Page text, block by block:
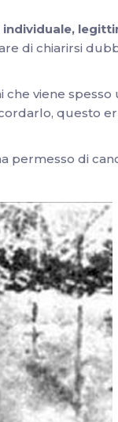
di chiarirsi
viene spesso
questo
permesso di